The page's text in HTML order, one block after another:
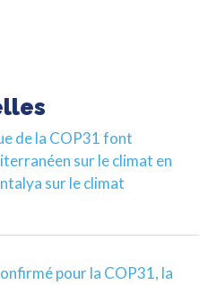
de la COP31 font
sur le climat en
sur le climat
pour la COP31, la